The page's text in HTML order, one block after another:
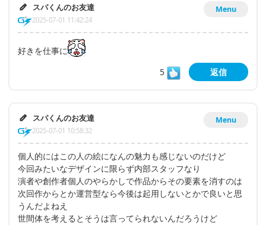
Menu
スパくんのお友達
2025-07-01 11:42:24
好きを仕事に
5
返信
Menu
スパくんのお友達
2025-07-01 10:58:32
個人的にはこの人の絵になんの魅力も感じないのだけど
今回みたいなデザインに限らず内部スタッフなり
演者や創作者個人のやらかしで作品からその要素を消すのは
次回作からとか運営型なら今後は起用しないとかで良いと思
うんだよねえ
世間体を考えるとそうは言ってられないんだろうけど